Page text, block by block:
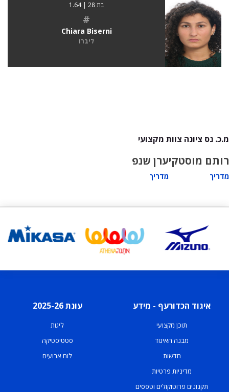
בת 28 | 1.64
#
Chiara Biserni
ליברו
מ.כ. נס ציונה צוות מקצועי
רותם מוסטקי
מדריך
ערן שנפ
מדריך
איגוד הכדורעף - מידע
תוכן מקצועי
מבנה האיגוד
חדשות
מדיניות פרטיות
תקנונים פרוטוקולים וטפסים
עונת 2025-26
ליגות
סטטיסטיקה
לוח ארועים